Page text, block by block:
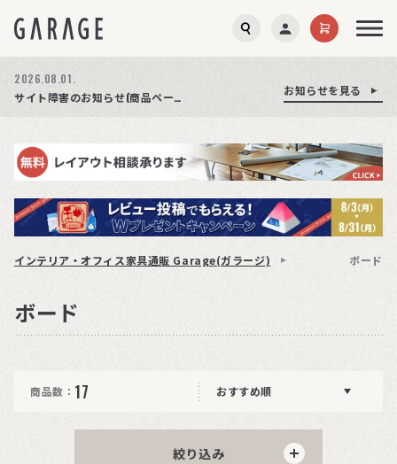
お知らせを見る
商品ページ障害復旧のお知らせ お知らせを見る
2026.08.01.
サイト障害のお知らせ(商品ページが正常に表示されない事象発生)
お知らせを見る
インテリア・オフィス家具通販 Garage(ガラージ) ボード
ボード
商品数： 17 おすすめ順
絞り込み